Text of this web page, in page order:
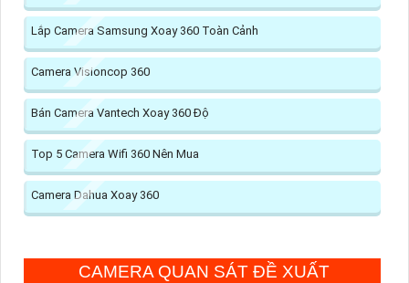
Lắp Camera Samsung Xoay 360 Toàn Cảnh
Camera Visioncop 360
Bán Camera Vantech Xoay 360 Độ
Top 5 Camera Wifi 360 Nên Mua
Camera Dahua Xoay 360
CAMERA QUAN SÁT ĐỀ XUẤT